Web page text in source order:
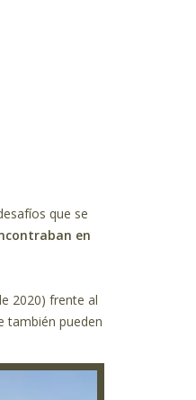
que se
en
2020) frente al
también pueden